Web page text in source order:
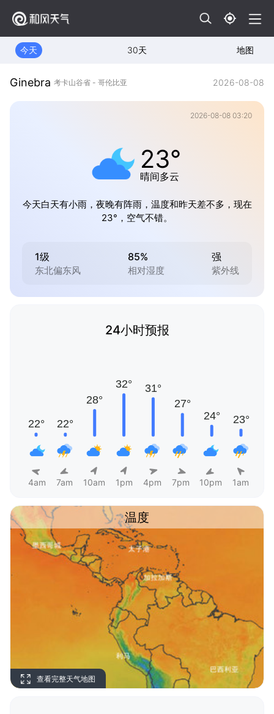
今天 30天 地图
Ginebra 考卡山谷省 - 哥伦比亚 2026-08-08
2026-08-08 03:20
23°
晴间多云
今天白天有小雨，夜晚有阵雨，温度和昨天差不多，现在
23°，空气不错。
1级
东北偏东风
85%
相对湿度
强
紫外线
24小时预报
4am 7am 10am 1pm 4pm 7pm 10pm 1am
温度
查看完整天气地图